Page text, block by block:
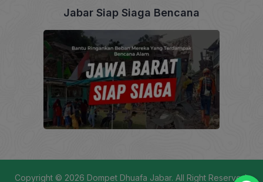
Jabar Siap Siaga Bencana
Copyright © 2026 Dompet Dhuafa Jabar. All Right Reserved.